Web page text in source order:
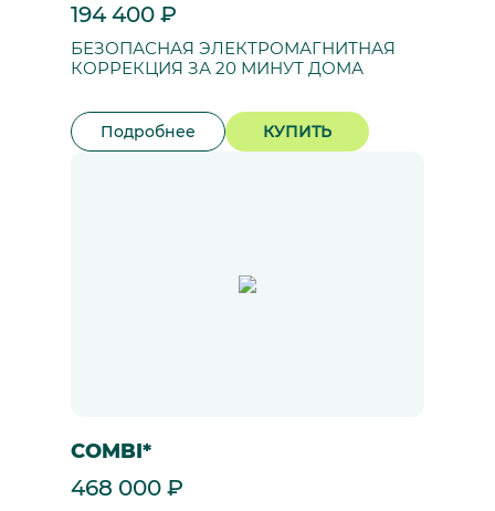
194 400 ₽
БЕЗОПАСНАЯ ЭЛЕКТРОМАГНИТНАЯ
КОРРЕКЦИЯ ЗА 20 МИНУТ ДОМА
Подробнее КУПИТЬ
COMBI*
468 000 ₽